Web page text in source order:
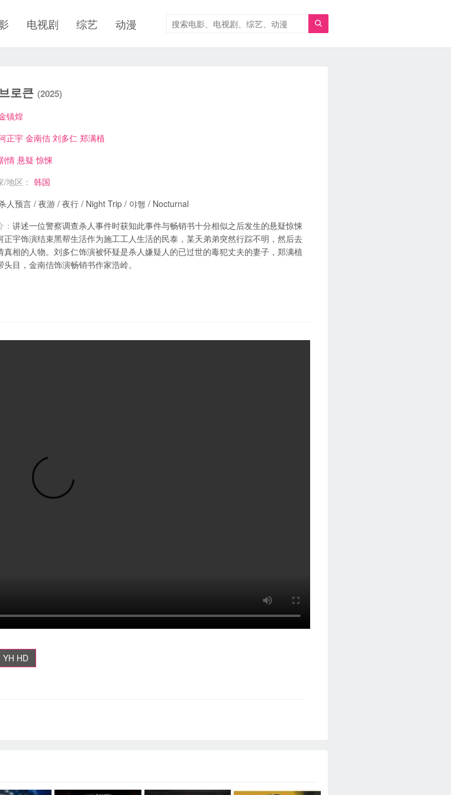

电视剧 综艺 动漫
로큰 (2025)
镇煌
正宇 金南佶 刘多仁 郑满植
情 悬疑 惊悚
地区： 韩国
人预言 / 夜游 / 夜行 / Night Trip / 야행 / Nocturnal
讲述一位警察调查杀人事件时获知此事件与畅销书十分相似之后发生的悬疑惊悚
正宇饰演结束黑帮生活作为施工工人生活的民泰，某天弟弟突然行踪不明，然后去
真相的人物。刘多仁饰演被怀疑是杀人嫌疑人的已过世的毒犯丈夫的妻子，郑满植
头目，金南佶饰演畅销书作家浩岭。
YH HD